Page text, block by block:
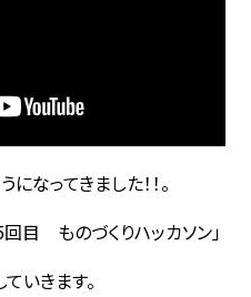
なってきました！！。
目 ものづくりハッカソン」
いきます。